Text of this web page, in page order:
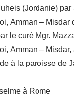
(Jordanie)
Amman –
le curé Mgr.
Amman –
à la paroisse de
à Rome